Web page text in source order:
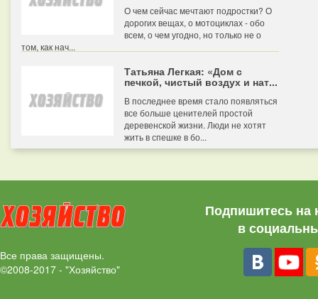
О чем сейчас мечтают подростки? О
дорогих вещах, о мотоциклах - обо
всем, о чем угодно, но только не о
том, как нач...
Татьяна Легкая: «Дом с
печкой, чистый воздух и нат...
В последнее время стало появляться
все больше ценителей простой
деревенской жизни. Люди не хотят
жить в спешке в бо...
Все права защищены.
©2008-2017 - "Хозяйство"
Подпишитесь на
в